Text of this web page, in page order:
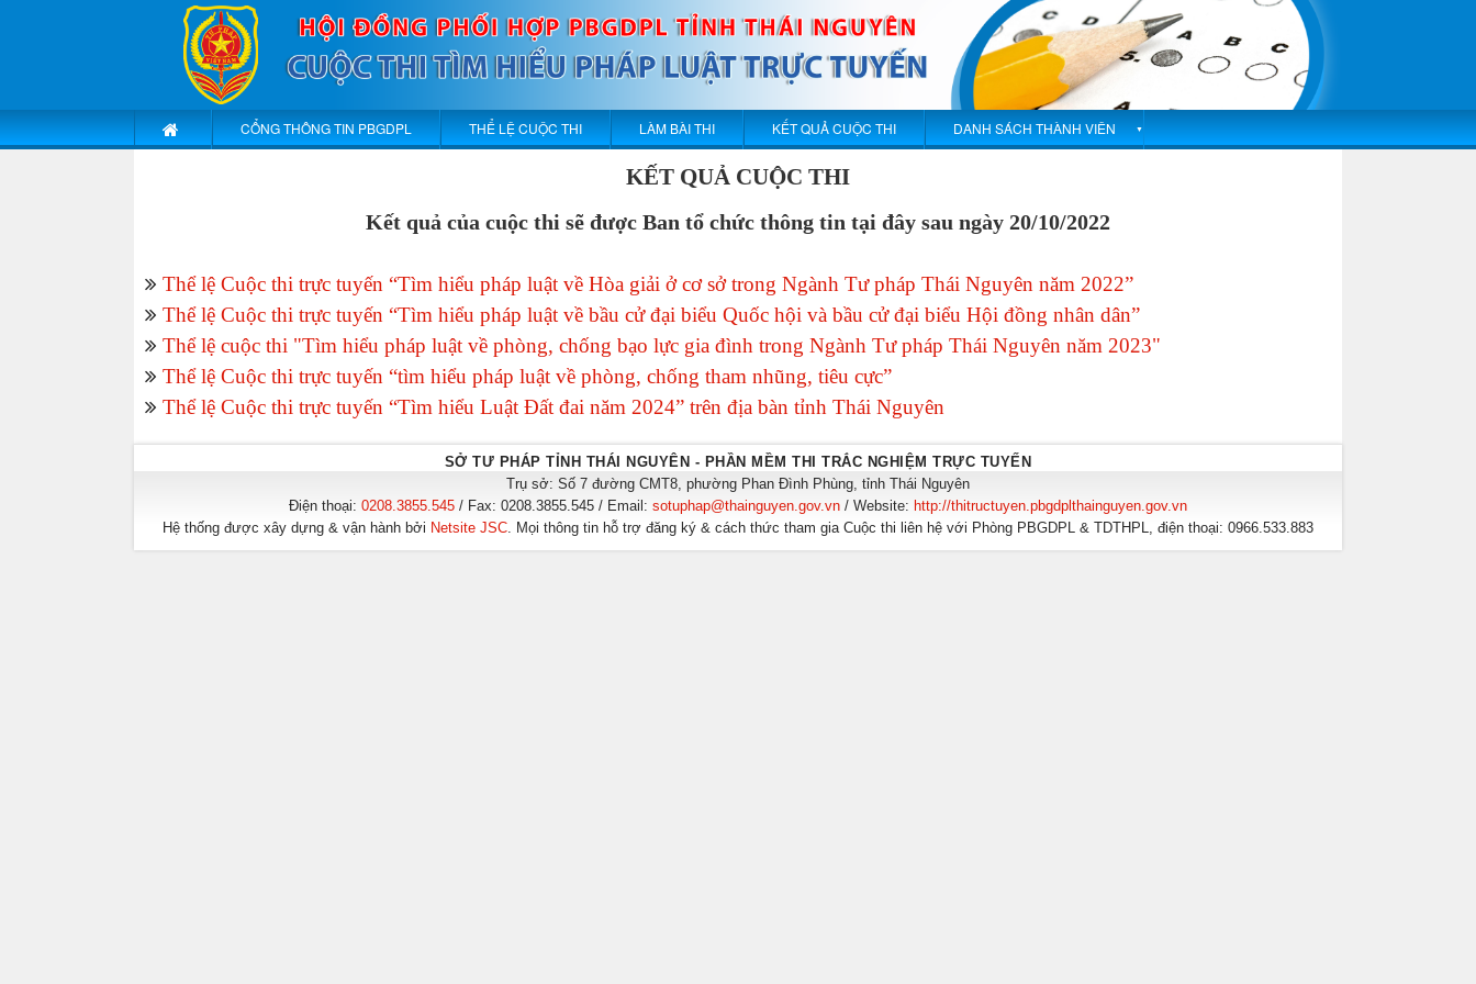
CỔNG THÔNG TIN PBGDPL THỂ LỆ CUỘC THI LÀM BÀI THI KẾT QUẢ CUỘC THI DANH SÁCH THÀNH VIÊN ▼
KẾT QUẢ CUỘC THI
Kết quả của cuộc thi sẽ được Ban tổ chức thông tin tại đây sau ngày 20/10/2022
Thể lệ Cuộc thi trực tuyến “Tìm hiểu pháp luật về Hòa giải ở cơ sở trong Ngành Tư pháp Thái Nguyên năm 2022”
Thể lệ Cuộc thi trực tuyến “Tìm hiểu pháp luật về bầu cử đại biểu Quốc hội và bầu cử đại biểu Hội đồng nhân dân”
Thể lệ cuộc thi "Tìm hiểu pháp luật về phòng, chống bạo lực gia đình trong Ngành Tư pháp Thái Nguyên năm 2023"
Thể lệ Cuộc thi trực tuyến “tìm hiểu pháp luật về phòng, chống tham nhũng, tiêu cực”
Thể lệ Cuộc thi trực tuyến “Tìm hiểu Luật Đất đai năm 2024” trên địa bàn tỉnh Thái Nguyên
SỞ TƯ PHÁP TỈNH THÁI NGUYÊN - PHẦN MỀM THI TRẮC NGHIỆM TRỰC TUYẾN
Trụ sở: Số 7 đường CMT8, phường Phan Đình Phùng, tỉnh Thái Nguyên
Điện thoại: 0208.3855.545 / Fax: 0208.3855.545 / Email: sotuphap@thainguyen.gov.vn / Website: http://thitructuyen.pbgdplthainguyen.gov.vn
Hệ thống được xây dựng & vận hành bởi Netsite JSC. Mọi thông tin hỗ trợ đăng ký & cách thức tham gia Cuộc thi liên hệ với Phòng PBGDPL & TDTHPL, điện thoại: 0966.533.883